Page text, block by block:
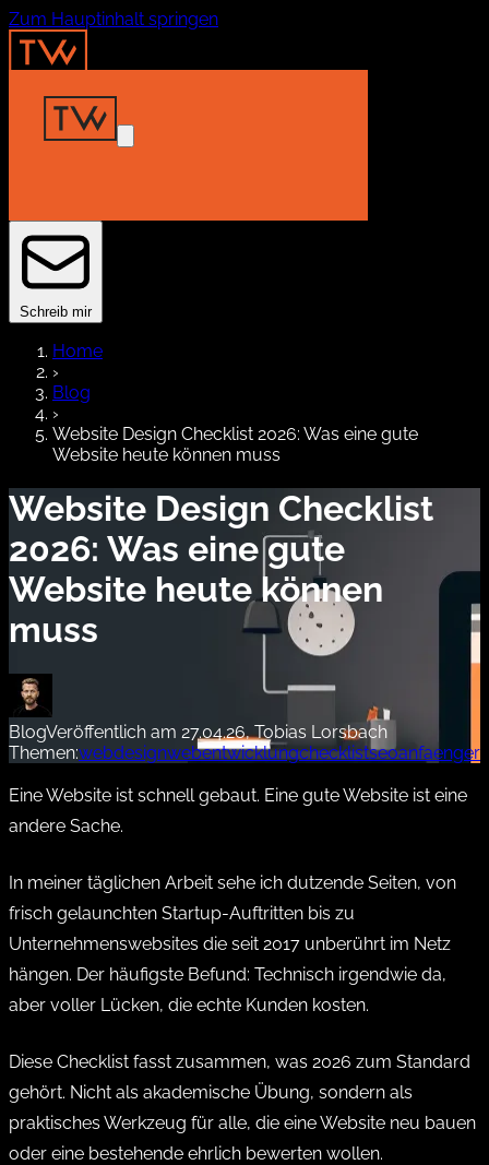
Zum Hauptinhalt springen
Home
Insights
Projekte
Schreib mir
Home
›
Blog
›
Website Design Checklist 2026: Was eine gute
Website heute können muss
Website Design Checklist
2026: Was eine gute
Website heute können
muss
BlogVeröffentlich am 27.04.26, Tobias Lorsbach
Themen:webdesignwebentwicklungchecklistseoanfaenger
Eine Website ist schnell gebaut. Eine gute Website ist eine
andere Sache.
In meiner täglichen Arbeit sehe ich dutzende Seiten, von
frisch gelaunchten Startup-Auftritten bis zu
Unternehmenswebsites die seit 2017 unberührt im Netz
hängen. Der häufigste Befund: Technisch irgendwie da,
aber voller Lücken, die echte Kunden kosten.
Diese Checklist fasst zusammen, was 2026 zum Standard
gehört. Nicht als akademische Übung, sondern als
praktisches Werkzeug für alle, die eine Website neu bauen
oder eine bestehende ehrlich bewerten wollen.